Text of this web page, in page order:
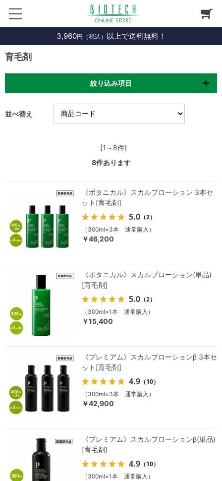
3,960円（税込） 以上で送料無料！
育毛剤
絞り込み項目
並べ替え
[1～8件]
8件あります
《ボタニカル》スカルプローション 3本セ
ット[育毛剤]
5.0 （2）
（300ml×3本 通常購入）
￥46,200
《ボタニカル》スカルプローション(単品)
[育毛剤]
5.0 （2）
（300ml×1本 通常購入）
￥15,400
《プレミアム》スカルプローションβ 3本セ
ット[育毛剤]
4.9 （10）
（300ml×3本 通常購入）
￥42,900
《プレミアム》スカルプローションβ(単品)
[育毛剤]
4.9 （10）
（300ml×1本 通常購入）